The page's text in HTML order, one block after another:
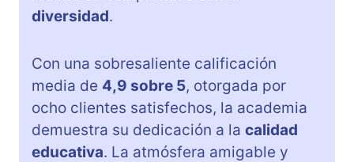
diversidad.
Con una sobresaliente calificación
media de 4,9 sobre 5, otorgada por
ocho clientes satisfechos, la academia
demuestra su dedicación a la calidad
educativa. La atmósfera amigable y